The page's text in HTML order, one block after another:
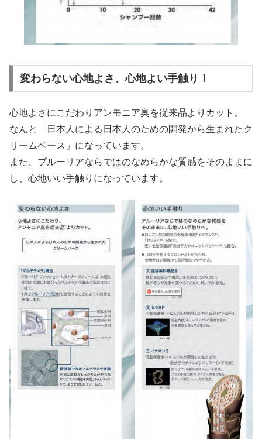
変わらない心地よさ、心地よい手触り！
心地よさにこだわりアンモニア臭を従来品よりカット。
なんと「日本人による日本人のための開発から生まれたク
リームベース」になっています。
また、ブルーリアならではのなめらかな質感をそのままに
し、心地いい手触りになっています。